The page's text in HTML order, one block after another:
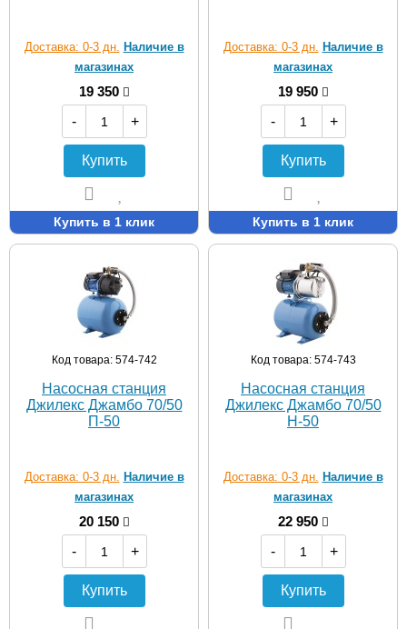
Доставка: 0-3 дн. Наличие в
магазинах
19 350
-
+
Купить
Купить в 1 клик
Доставка: 0-3 дн. Наличие в
магазинах
19 950
-
+
Купить
Купить в 1 клик
Код товара: 574-742
Насосная станция
Джилекс Джамбо 70/50
П-50
Доставка: 0-3 дн. Наличие в
магазинах
20 150
-
+
Купить
Код товара: 574-743
Насосная станция
Джилекс Джамбо 70/50
Н-50
Доставка: 0-3 дн. Наличие в
магазинах
22 950
-
+
Купить